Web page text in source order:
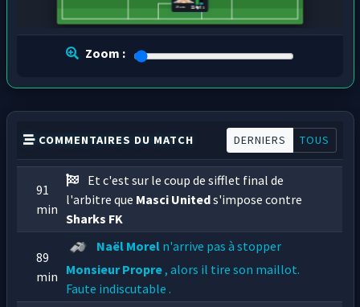
114 pts
29 ans
Zoom :
COMMENTAIRES DU MATCH DERNIERS TOUS
91
min
Et c'est sur le coup de sifflet final de
l'arbitre que Masci Uniteds'impose contre
Sharks FK
89
min
Naël Morel n'arrive pas à stopper
Monsieur Propre, alors il tire son maillot.
Faute indiscutable .